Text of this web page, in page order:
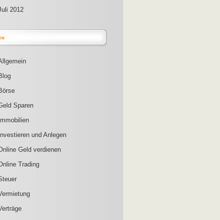
2012
Sparen
Immobilien
Investieren und Anlegen
Geld verdienen
Trading